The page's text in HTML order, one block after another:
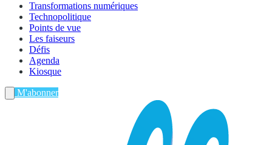
Transformations numériques
Technopolitique
Points de vue
Les faiseurs
Défis
Agenda
Kiosque
M'abonner